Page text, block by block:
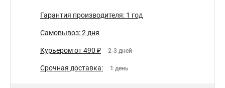
Гарантия производителя: 1 год
Самовывоз: 2 дня
Курьером от 490 ₽ 2-3 дней
Срочная доставка: 1 день